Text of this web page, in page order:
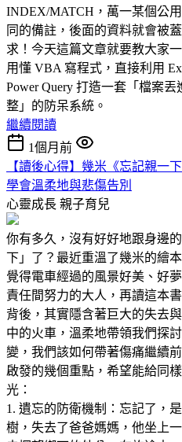
INDEX/MATCH，萬一某個公
同的備註，後面的資料就會被
求！今天這篇文章就要教大家
用懂 VBA 寫程式，直接利用
Power Query 打造一套「檔案
整」的防呆系統。
繼續閱讀
1個月前
【讀後心得】幾米《忘記親一
學會溫柔地與悲傷告別
心靈成長 親子育兒
你有多久，沒有好好地跟身邊
下」了？最近重溫了幾米的繪
覺得電車經過的風景好美、好
責任間努力的大人，再讀這本
背後，其實隱含著巨大的失去
中的火車，溫柔地帶領我們探
變，我們該如何帶著傷痛繼續
啟發的幾個重點，希望能給同
光：
1. 遺忘的防衛機制：忘記了，
樹，失去了爸爸媽媽，他坐上